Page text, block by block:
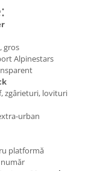
gros
Alpinestars
zgârieturi, lovituri
urban
platformă